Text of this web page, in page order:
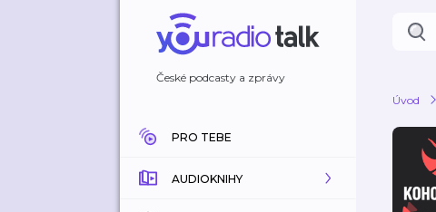
České podcasty a zprávy
PRO TEBE
AUDIOKNIHY
Úvod